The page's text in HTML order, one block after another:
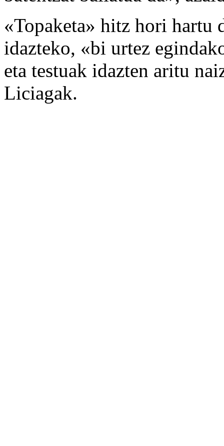
«Topaketa» hitz hori hartu
idazteko, «bi urtez
eta testuak idazten aritu
Liciagak.